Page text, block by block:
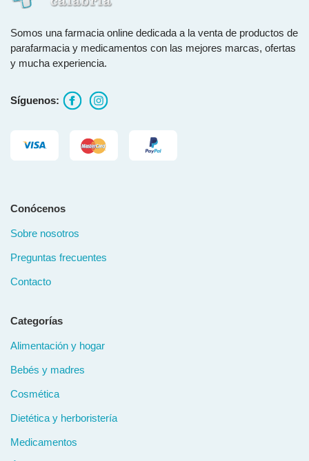
Somos una farmacia online dedicada a la venta de productos de
parafarmacia y medicamentos con las mejores marcas, ofertas
y mucha experiencia.
Síguenos:
Conócenos
Sobre nosotros
Preguntas frecuentes
Contacto
Categorías
Alimentación y hogar
Bebés y madres
Cosmética
Dietética y herboristería
Medicamentos